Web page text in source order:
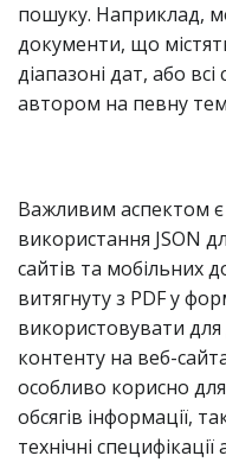
пошуку. Наприклад,
документи, що
діапазоні дат, або
автором на певну
Важливим аспектом
використання JSON
сайтів та мобільних
витягнуту з PDF у
використовувати
контенту на веб-
особливо корисно
обсягів інформації,
технічні